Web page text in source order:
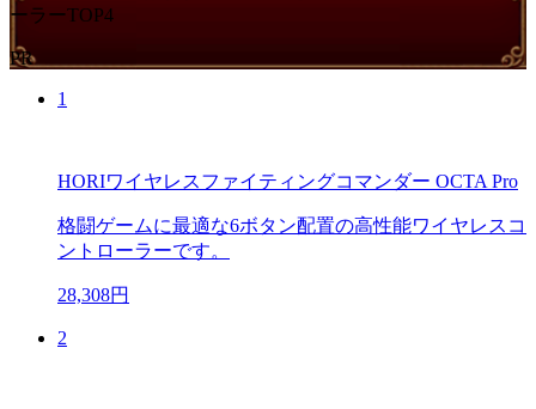
ーラーTOP4
PR
1
HORIワイヤレスファイティングコマンダー OCTA Pro
格闘ゲームに最適な6ボタン配置の高性能ワイヤレスコ
ントローラーです。
28,308円
2